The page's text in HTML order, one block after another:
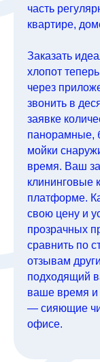
часть
квартире,
Заказать
хлопот
через
звонить в
заявке
панорамные,
мойки
время. Ваш
клининговые
платформе.
свою цену и
прозрачных
сравнить по
отзывам
подходящий
ваше время и
— сияющие
офисе.